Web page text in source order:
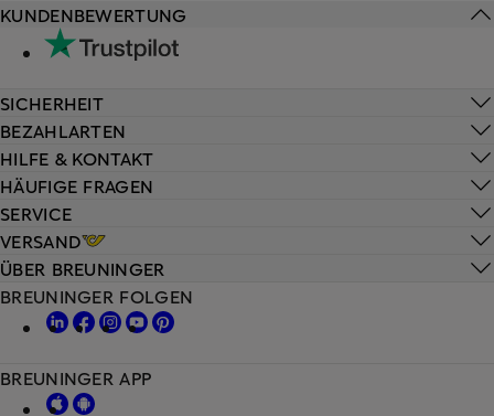
HILFE & KONTAKT
HÄUFIGE FRAGEN
SERVICE
VERSAND
KUNDENBEWERTUNG
SICHERHEIT
BEZAHLARTEN
ÜBER BREUNINGER
BREUNINGER FOLGEN
BREUNINGER APP